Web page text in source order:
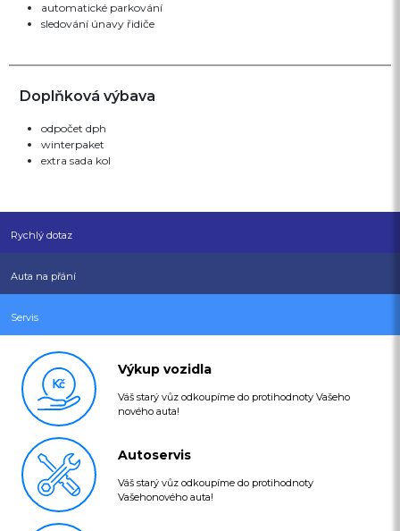
automatické parkování
sledování únavy řidiče
Doplňková výbava
odpočet dph
winterpaket
extra sada kol
Rychlý dotaz
Auta na přání
Servis
Výkup vozidla
Váš starý vůz odkoupíme do protihodnoty Vašeho
nového auta!
Autoservis
Váš starý vůz odkoupíme do protihodnoty
Vašehonového auta!